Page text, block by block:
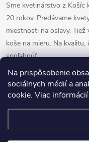
Na prispôsobenie
sociálnych médií a
cookie. Viac informácií
Sme kvetinárstvo z Košíc
20 rokov. Predávame
miestnosti na oslavy. Tiež
koše na mieru. Na
spoľahnúť.
Informácie pre
Užitočné odkazy